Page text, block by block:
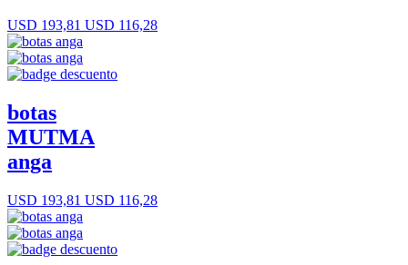
USD 193,81 USD 116,28
botas
MUTMA
anga
USD 193,81 USD 116,28